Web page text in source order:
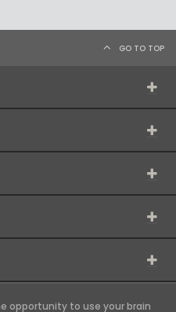
GO TO TOP
opportunity to use your brain